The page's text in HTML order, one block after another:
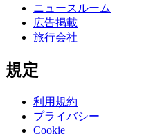
ニュースルーム
広告掲載
旅行会社
規定
利用規約
プライバシー
Cookie